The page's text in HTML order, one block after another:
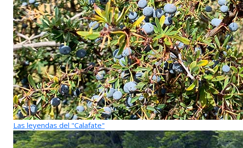
Las leyendas del "Calafate"